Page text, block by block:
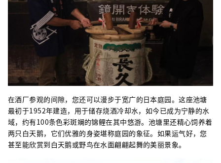
在酒厂参观的间隙，您还可以漫步于宽广的日本庭园。这座池塘
最初于1952年建造，用于储存烧酒冷却水，如今已成为宁静的水
域，约有100条色彩斑斓的锦鲤在其中悠游。池塘里还精心饲养着
两只白天鹅，它们优雅的身姿堪称庭园的象征。如果运气好，您
甚至能欣赏到白天鹅或野鸟在水面翩翩起舞的美丽景象。